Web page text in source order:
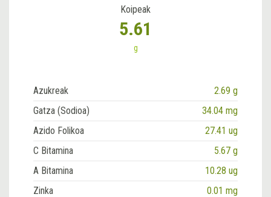
Koipeak
5.61
g
Azukreak
2.69 g
Gatza (Sodioa)
34.04 mg
Azido Folikoa
27.41 ug
C Bitamina
5.67 g
A Bitamina
10.28 ug
Zinka
0.01 mg